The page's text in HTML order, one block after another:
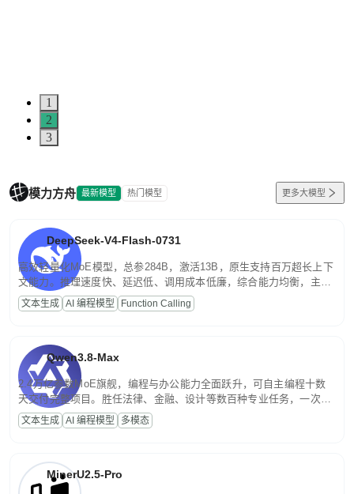
1
2
3
模力方舟 最新模型 热门模型 更多大模型
DeepSeek-V4-Flash-0731
高效轻量化MoE模型，总参284B，激活13B，原生支持百万超长上下
文能力。推理速度快、延迟低、调用成本低廉，综合能力均衡，主打
高并发、轻量化任务，适合日常对话、内容创作、基础 RAG、批量
文案处理等普惠刚需场景。
文本生成 AI 编程模型 Function Calling
Qwen3.8-Max
2.4万亿参数MoE旗舰，编程与办公能力全面跃升，可自主编程十数
天交付完整项目。胜任法律、金融、设计等数百种专业任务，一次对
话端到端交付生产级成果。原生视觉理解贯穿规划、执行与验证全流
程，支持超长文档与长视频的深度语义解析。长程任务中自主规划与
文本生成 AI 编程模型 多模态
MinerU2.5-Pro